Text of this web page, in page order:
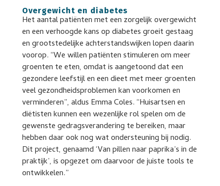
Overgewicht en diabetes
Het aantal patiënten met een zorgelijk overgewicht
en een verhoogde kans op diabetes groeit gestaag
en grootstedelijke achterstandswijken lopen daarin
voorop. “We willen patiënten stimuleren om meer
groenten te eten, omdat is aangetoond dat een
gezondere leefstijl en een dieet met meer groenten
veel gezondheidsproblemen kan voorkomen en
verminderen”, aldus Emma Coles. “Huisartsen en
diëtisten kunnen een wezenlijke rol spelen om de
gewenste gedragsverandering te bereiken, maar
hebben daar ook nog wat ondersteuning bij nodig.
Dit project, genaamd ‘Van pillen naar paprika’s in de
praktijk’, is opgezet om daarvoor de juiste tools te
ontwikkelen.”